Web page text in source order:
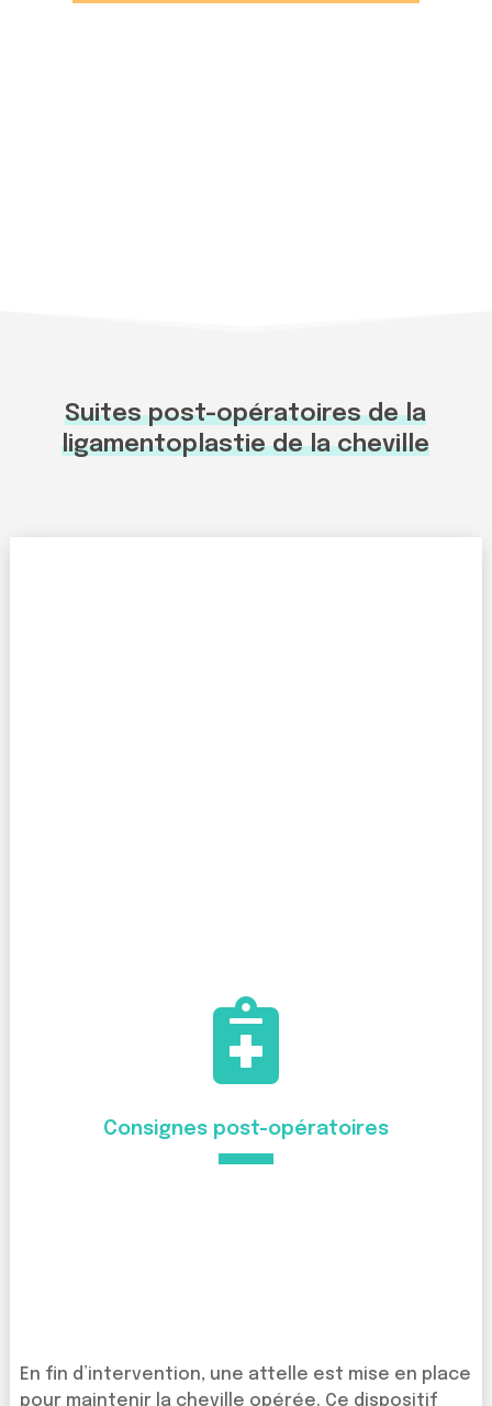
Suites post-opératoires de la
ligamentoplastie de la cheville

Consignes post-opératoires
En fin d’intervention, une attelle est mise en place
pour maintenir la cheville opérée. Ce dispositif